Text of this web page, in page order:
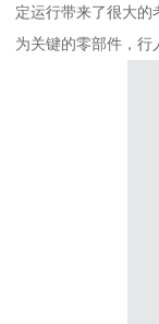
定运行带来了很大的
为关键的零部件，行